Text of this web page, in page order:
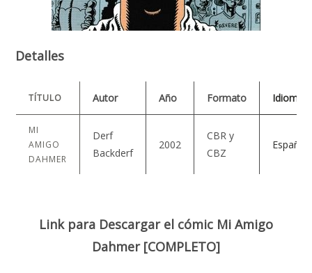
Detalles
TÍTULO Autor Año Formato Idioma
MI
AMIGO
DAHMER
Derf
Backderf
2002
CBR y
CBZ
Español
Link para Descargar el cómic Mi Amigo
Dahmer [COMPLETO]